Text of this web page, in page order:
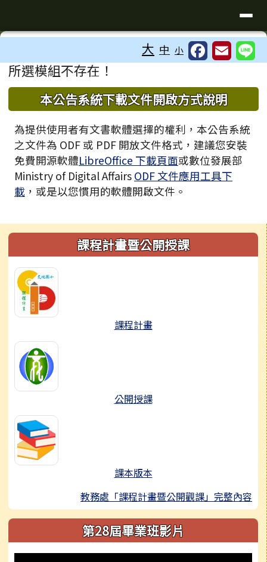
臺南市歸仁區文化國小全球資訊站
⏸
大 中 小
主內容區域
所選模組不存在！
下中區域內容
本公告系統下載文件開啟方式說明
為提供使用者有文書軟體選擇的權利，本公告系統
之文件為 ODF 或 PDF 開放文件格式，建議您安裝
免費開源軟體LibreOffice 下載頁面或數位發展部
Ministry of Digital Affairs ODF 文件應用工具下
載 ，或是以您慣用的軟體開啟文件。
左邊區域內容課程計畫暨公開授課
課程計畫
公開授課
課本版本
教務處「課程計畫暨公開觀課」完整內容
第28屆畢業班影片
頁尾區域